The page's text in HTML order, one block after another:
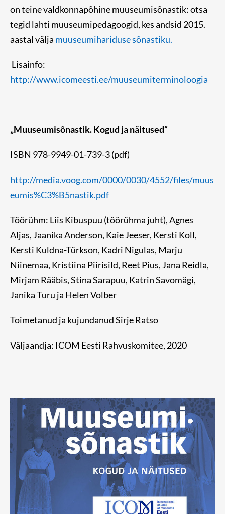
on teine valdkonnapõhine muuseumisõnastik: otsa
tegid lahti muuseumipedagoogid, kes andsid 2015.
aastal välja muuseumihariduse sõnastiku.
Lisainfo:
http://www.icomeesti.ee/muuseumiterminoloogia
„Muuseumisõnastik. Kogud ja näitused“
ISBN 978-9949-01-739-3 (pdf)
http://media.voog.com/0000/0030/4552/files/muus
eumis%C3%B5nastik.pdf
Töörühm: Liis Kibuspuu (töörühma juht), Agnes
Aljas, Jaanika Anderson, Kaie Jeeser, Kersti Koll,
Kersti Kuldna-Türkson, Kadri Nigulas, Marju
Niinemaa, Kristiina Piirisild, Reet Pius, Jana Reidla,
Mirjam Rääbis, Stina Sarapuu, Katrin Savomägi,
Janika Turu ja Helen Volber
Toimetanud ja kujundanud Sirje Ratso
Väljaandja: ICOM Eesti Rahvuskomitee, 2020